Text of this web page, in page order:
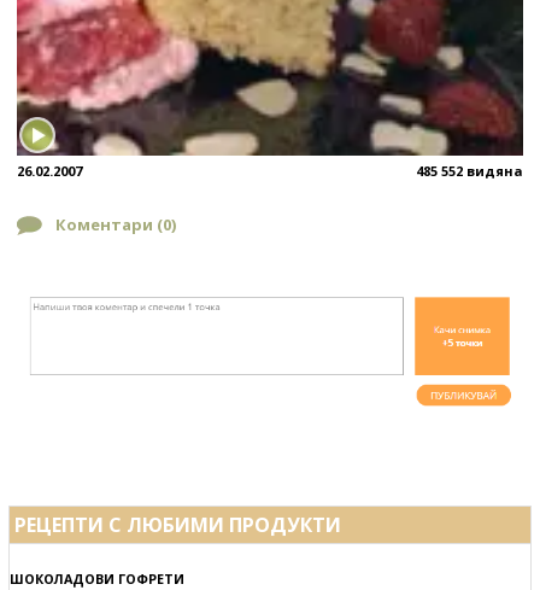
26.02.2007 485 552 видяна
Коментари (0)
РЕЦЕПТИ С ЛЮБИМИ ПРОДУКТИ
ШОКОЛАДОВИ ГОФРЕТИ